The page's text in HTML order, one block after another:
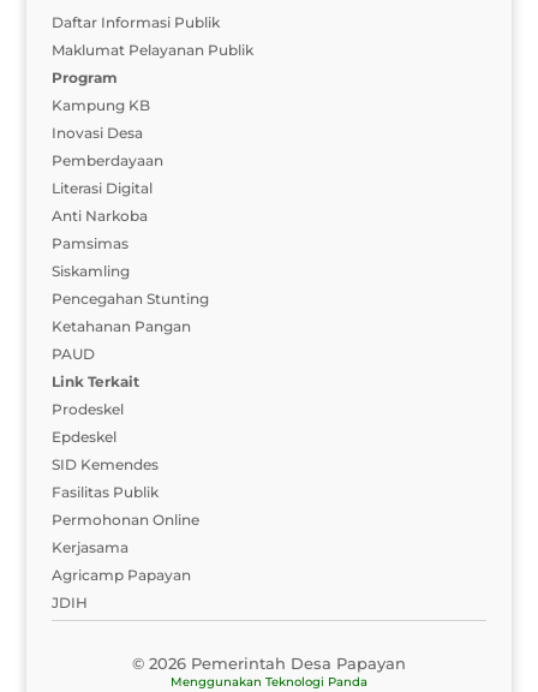
Daftar Informasi Publik
Maklumat Pelayanan Publik
Program
Kampung KB
Inovasi Desa
Pemberdayaan
Literasi Digital
Anti Narkoba
Pamsimas
Siskamling
Pencegahan Stunting
Ketahanan Pangan
PAUD
Link Terkait
Prodeskel
Epdeskel
SID Kemendes
Fasilitas Publik
Permohonan Online
Kerjasama
Agricamp Papayan
JDIH
© 2026 Pemerintah Desa Papayan
Menggunakan Teknologi Panda